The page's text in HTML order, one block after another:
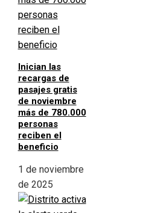
Inician las
recargas de
pasajes gratis
de noviembre
más de 780.000
personas
reciben el
beneficio
1 de noviembre
de 2025